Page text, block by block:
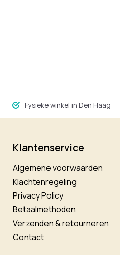
Fysieke winkel in Den Haag
Klantenservice
Algemene voorwaarden
Klachtenregeling
Privacy Policy
Betaalmethoden
Verzenden & retourneren
Contact